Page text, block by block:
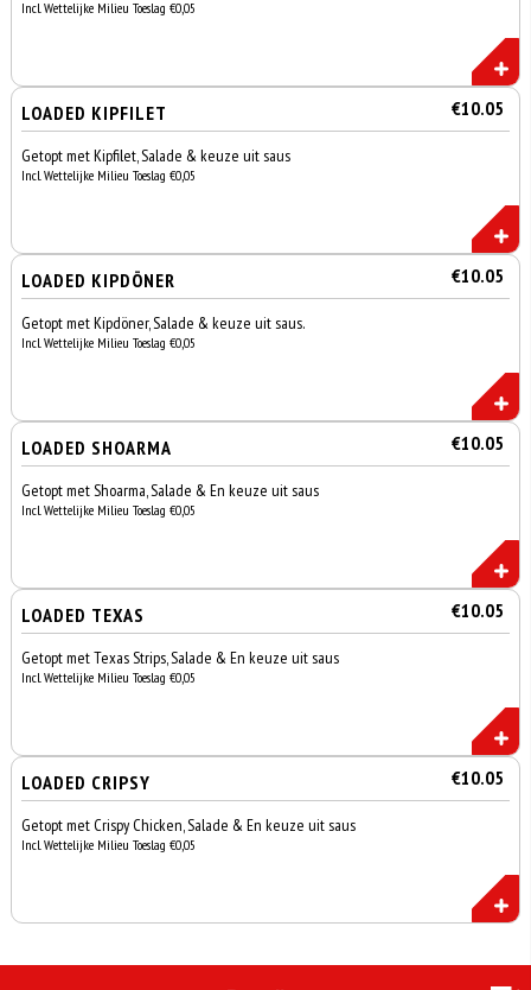
Incl. Wettelijke Milieu Toeslag €0,05
LOADED KIPFILET €10.05
Getopt met Kipfilet, Salade & keuze uit saus
Incl. Wettelijke Milieu Toeslag €0,05
LOADED KIPDÖNER €10.05
Getopt met Kipdöner, Salade & keuze uit saus.
Incl. Wettelijke Milieu Toeslag €0,05
LOADED SHOARMA €10.05
Getopt met Shoarma, Salade & En keuze uit saus
Incl. Wettelijke Milieu Toeslag €0,05
LOADED TEXAS €10.05
Getopt met Texas Strips, Salade & En keuze uit saus
Incl. Wettelijke Milieu Toeslag €0,05
LOADED CRIPSY €10.05
Getopt met Crispy Chicken, Salade & En keuze uit saus
Incl. Wettelijke Milieu Toeslag €0,05